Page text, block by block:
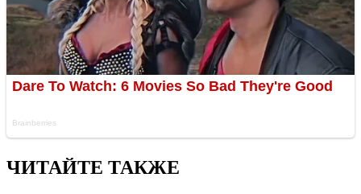
ЧИТАЙТЕ ТАКЖЕ